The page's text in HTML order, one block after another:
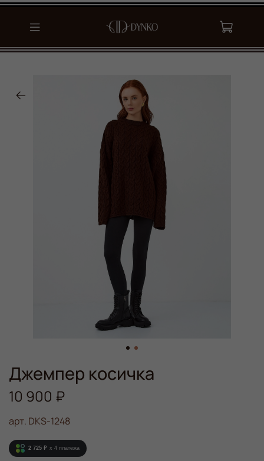
арт. DKS-1248
Джемпер косичка
10 900 ₽
2 725 ₽ x 4 платежа